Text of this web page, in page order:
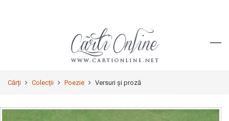
Cărți Colecții Poezie Versuri şi proză